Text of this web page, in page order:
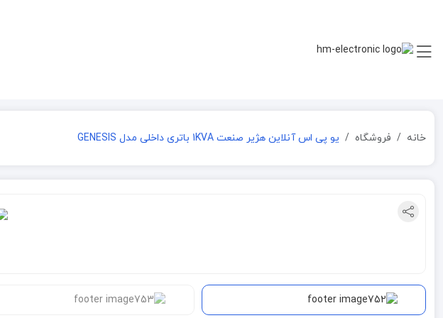
خانه فروشگاه یو پی اس آنلاین هژیر صنعت 1KVA باتری داخلی مدل GENESIS